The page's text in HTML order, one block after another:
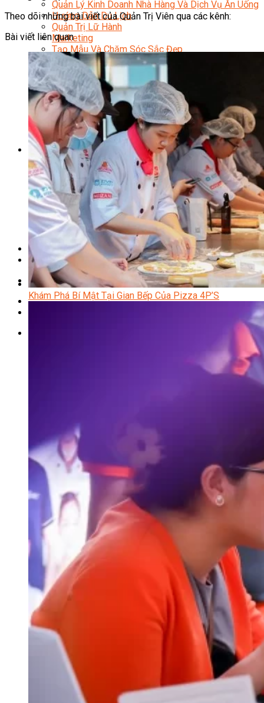
Quản Lý Kinh Doanh Nhà Hàng Và Dịch Vụ Ăn Uống
Hướng Dẫn Du Lịch
Quản Trị Lữ Hành
Marketing
Tạo Mẫu Và Chăm Sóc Sắc Đẹp
Truyền Thông Đa Phương Tiện
Công Nghệ Thông Tin
An Ninh Mạng
Thiết Kế Đồ Họa
Âm Nhạc
Điện Công Nghiệp Và Dân Dụng
Văn Hóa Phổ Thông
Nâng Cao Năng Lực Tiếng Anh – Chuẩn TOEIC
Tin Tức
HỌC BỔNG 2026
Học kỹ năng
Đào Tạo Nghề
Hoạt Động
Văn Hóa Ẩm Thực Việt Nam
Sự Kiện Hướng Nghiệp Á Âu
Siêu Thị ĐVP Market
Chưa có sản phẩm trong giỏ hàng.
Theo dõi những bài viết của Quản Trị Viên qua các kênh:
Bài viết liên quan
Khám Phá Bí Mật Tại Gian Bếp Của Pizza 4P’S